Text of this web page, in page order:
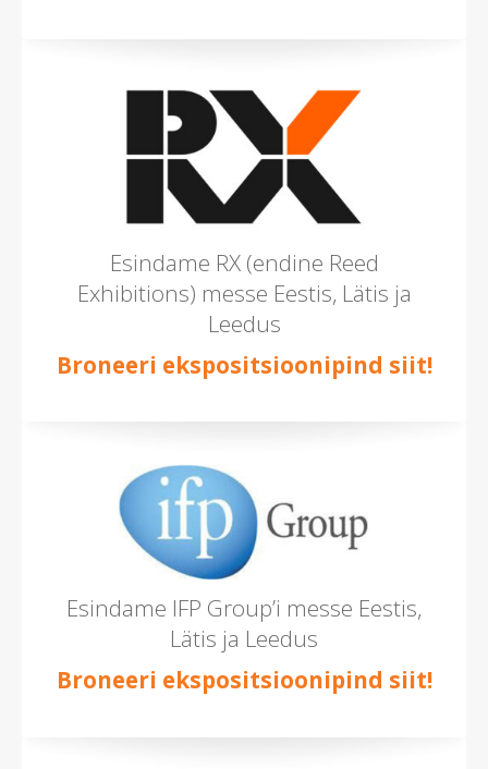
Esindame RX (endine Reed
Exhibitions) messe Eestis, Lätis ja
Leedus
Broneeri ekspositsioonipind siit!
Esindame IFP Group’i messe Eestis,
Lätis ja Leedus
Broneeri ekspositsioonipind siit!